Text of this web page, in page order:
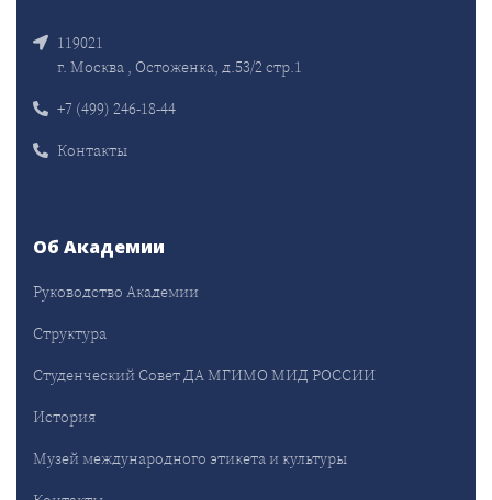
119021
г. Москва , Остоженка, д.53/2 стр.1
+7 (499) 246-18-44
Контакты
Об Академии
Руководство Академии
Структура
Студенческий Совет ДА МГИМО МИД РОССИИ
История
Музей международного этикета и культуры